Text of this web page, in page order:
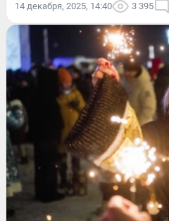
14 декабря, 2025, 14:40 3 395